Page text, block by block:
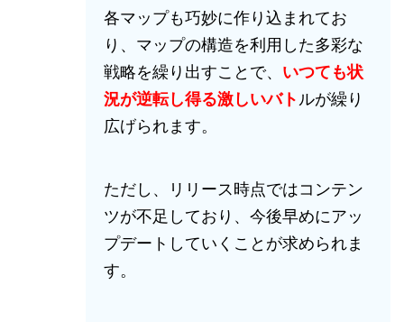
各マップも巧妙に作り込まれてお
り、マップの構造を利用した多彩な
戦略を繰り出すことで、 いつても状
況が逆転し得る激しいバト ルが繰り
広げられます。
ただし、リリース時点ではコンテン
ツが不足しており、今後早めにアッ
プデートしていくことが求められま
す。